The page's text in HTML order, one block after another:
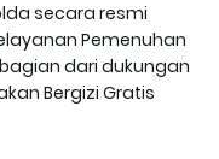
secara resmi
Pemenuhan
bagian dari dukungan
Bergizi Gratis